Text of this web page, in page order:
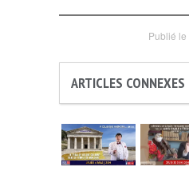
Publié le
ARTICLES CONNEXES